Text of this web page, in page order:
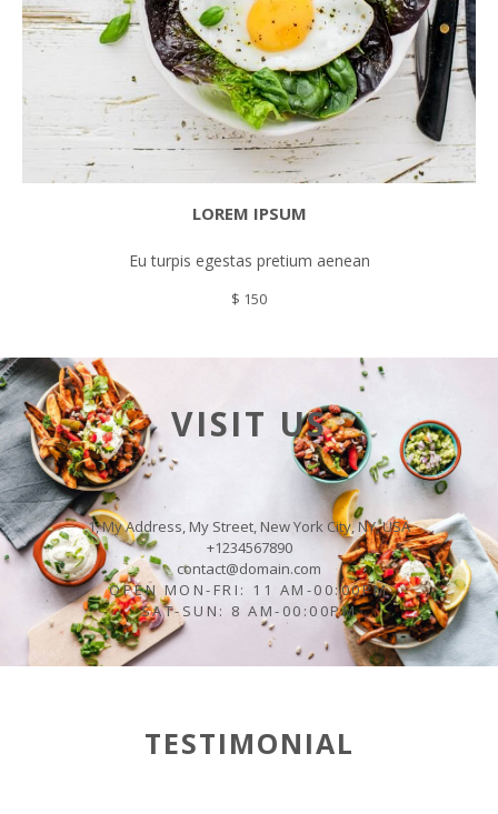
LOREM IPSUM
Eu turpis egestas pretium aenean
$ 150
VISIT US
1, My Address, My Street, New York City, NY, USA
+1234567890
contact@domain.com
OPEN MON-FRI: 11 AM-00:00PM
SAT-SUN: 8 AM-00:00PM
TESTIMONIAL